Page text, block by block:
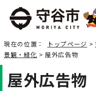
現在の位置： トップページ >
景観・緑化 > 屋外広告物
屋外広告物